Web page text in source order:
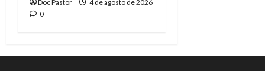
Doc Pastor
4 de agosto de 2026
0